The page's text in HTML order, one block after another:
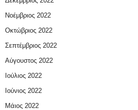
Νοέμβριος 2022
Οκτώβριος 2022
Σεπτέμβριος 2022
Αύγουστος 2022
Ιούλιος 2022
Ιούνιος 2022
Μάιος 2022